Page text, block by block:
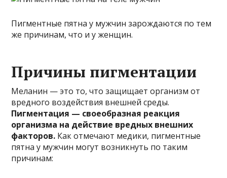
Пигментные пятна у мужчин зарождаются по тем
же причинам, что и у женщин.
Причины пигментации
Меланин — это то, что защищает организм от
вредного воздействия внешней среды.
Пигментация — своеобразная реакция
организма на действие вредных внешних
факторов. Как отмечают медики, пигментные
пятна у мужчин могут возникнуть по таким
причинам: